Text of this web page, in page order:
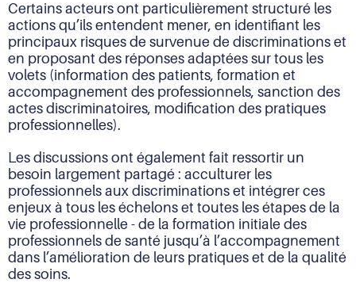
Certains acteurs ont particulièrement structuré les
actions qu’ils entendent mener, en identifiant les
principaux risques de survenue de discriminations et
en proposant des réponses adaptées sur tous les
volets (information des patients, formation et
accompagnement des professionnels, sanction des
actes discriminatoires, modification des pratiques
professionnelles).
Les discussions ont également fait ressortir un
besoin largement partagé : acculturer les
professionnels aux discriminations et intégrer ces
enjeux à tous les échelons et toutes les étapes de la
vie professionnelle - de la formation initiale des
professionnels de santé jusqu’à l’accompagnement
dans l’amélioration de leurs pratiques et de la qualité
des soins.